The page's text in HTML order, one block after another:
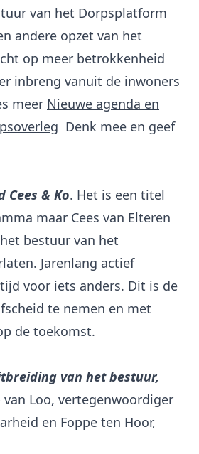
van het Dorpsplatform
andere opzet van het
op meer betrokkenheid
inbreng vanuit de inwoners
meer Nieuwe agenda en
Denk mee en geef
Cees & Ko. Het is een titel
maar Cees van Elteren
bestuur van het
Jarenlang actief
voor iets anders. Dit is de
te nemen en met
de toekomst.
van het bestuur,
Loo, vertegenwoordiger
en Foppe ten Hoor,